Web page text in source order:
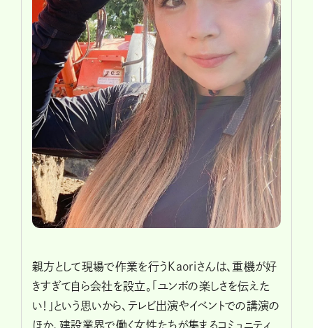
親方として現場で作業を行うKaoriさんは、重機が好
きすぎて自ら会社を設立。「ユンボの楽しさを伝えた
い！」という思いから、テレビ出演やイベントでの講演の
ほか、建設業界で働く女性たちが集まるコミュニティ